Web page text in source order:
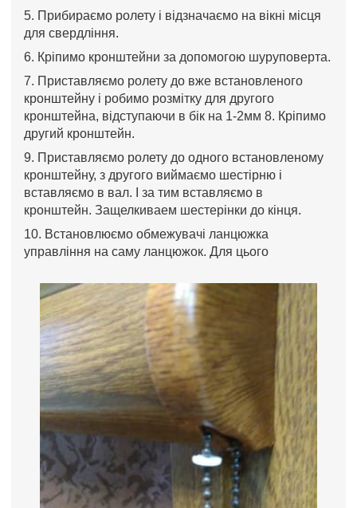
5. Прибираємо ролету і відзначаємо на вікні місця
для свердління.
6. Кріпимо кронштейни за допомогою шуруповерта.
7. Приставляємо ролету до вже встановленого
кронштейну і робимо розмітку для другого
кронштейна, відступаючи в бік на 1-2мм 8. Кріпимо
другий кронштейн.
9. Приставляємо ролету до одного встановленому
кронштейну, з другого виймаємо шестірню і
вставляємо в вал. І за тим вставляємо в
кронштейн. Защелкиваем шестерінки до кінця.
10. Встановлюємо обмежувачі ланцюжка
управління на саму ланцюжок. Для цього